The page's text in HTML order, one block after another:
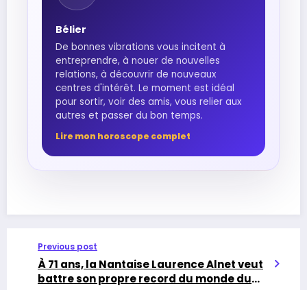
Bélier
De bonnes vibrations vous incitent à
entreprendre, à nouer de nouvelles
relations, à découvrir de nouveaux
centres d'intérêt. Le moment est idéal
pour sortir, voir des amis, vous relier aux
autres et passer du bon temps.
Lire mon horoscope complet
Previous post
À 71 ans, la Nantaise Laurence Alnet veut
battre son propre record du monde du